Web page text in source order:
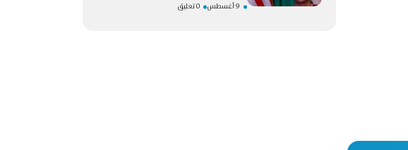
9 أغسطس 0 تعليق